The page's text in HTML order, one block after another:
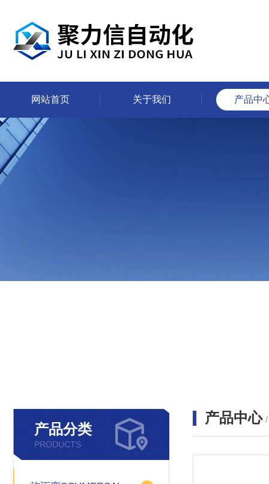
网站首页 关于我们 产品中
产品分类
PRODUCTS
产品中心